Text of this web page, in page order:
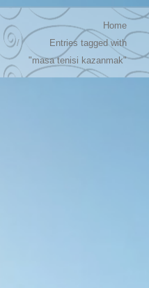
You are here:
Home
Entries tagged with
"masa tenisi kazanmak"